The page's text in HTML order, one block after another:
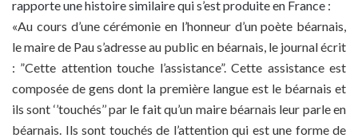
rapporte une histoire similaire qui s’est produite en France :
«Au cours d’une cérémonie en l’honneur d’un poète béarnais,
le maire de Pau s’adresse au public en béarnais, le journal écrit
: ”Cette attention touche l’assistance”. Cette assistance est
composée de gens dont la première langue est le béarnais et
ils sont ‘’touchés’’ par le fait qu’un maire béarnais leur parle en
béarnais. Ils sont touchés de l’attention qui est une forme de